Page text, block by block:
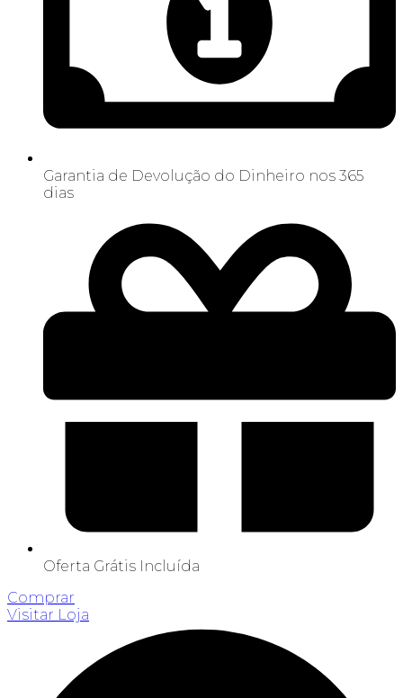
Garantia de Devolução do Dinheiro nos 365
dias
Oferta Grátis Incluída
Comprar
Visitar Loja